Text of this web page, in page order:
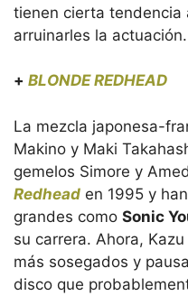
tienen cierta tendencia
arruinarles la
+ BLONDE REDHEAD
La mezcla japonesa-
Makino y Maki
gemelos Simore y
Redhead en 1995 y
grandes como Sonic
su carrera. Ahora,
más sosegados y
disco que